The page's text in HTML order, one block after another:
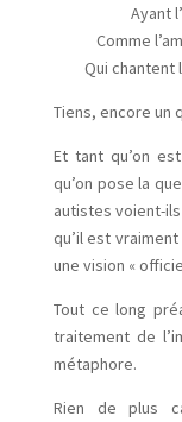
Ayant
Comme
Qui chantent
Tiens, encore un
Et tant qu’on
qu’on pose la
autistes voient-
qu’il est
une vision «
Tout ce long
traitement de
métaphore.
Rien de plus